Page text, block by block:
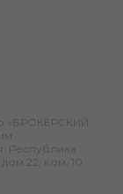
«БРОКЕРСКИЙ
Республика
22, ком. 10;